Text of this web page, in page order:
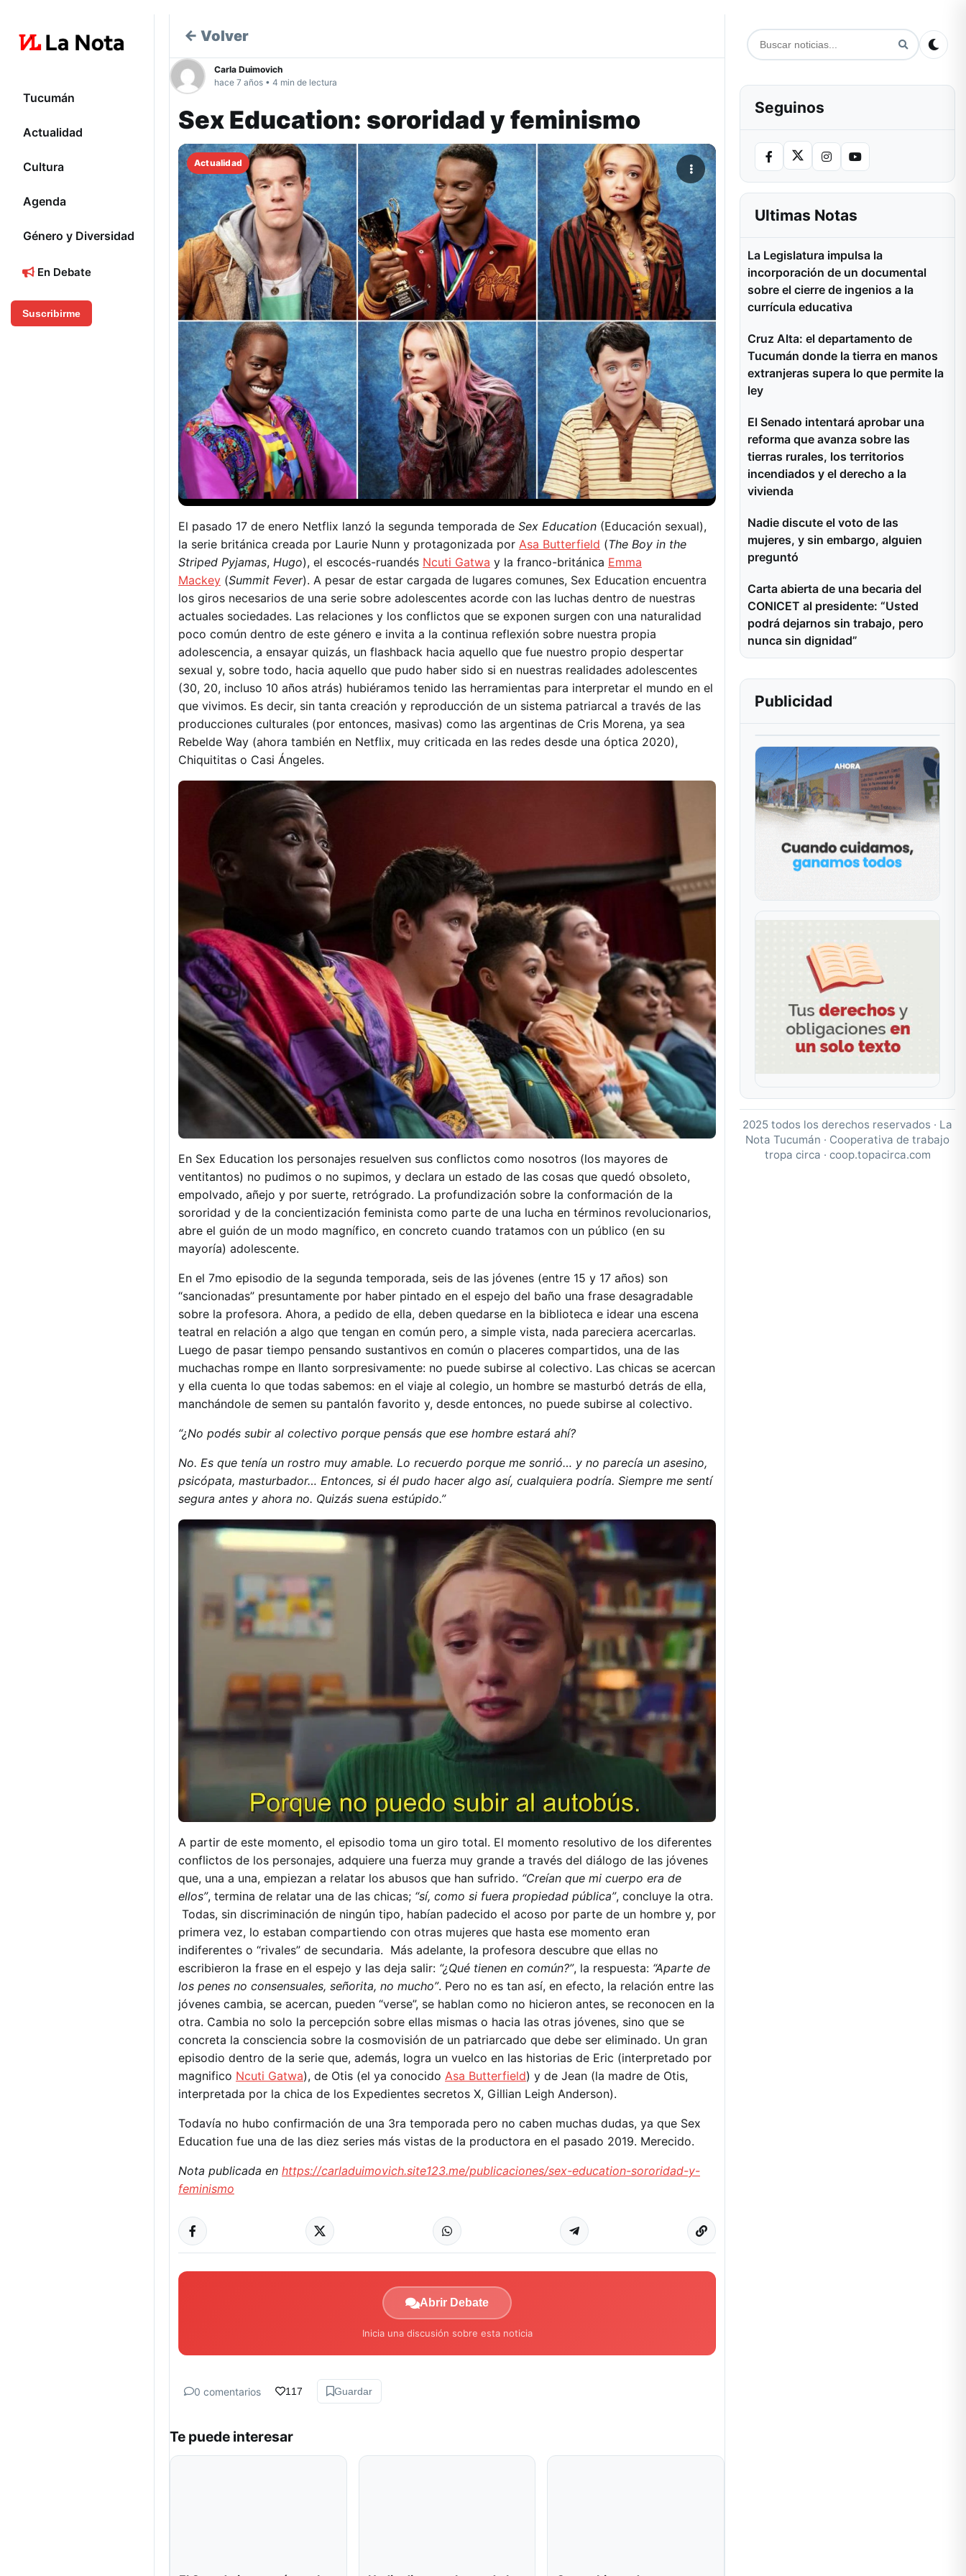
Tucumán
Actualidad
Cultura
Agenda
Género y Diversidad
En Debate
Suscribirme
← Volver
Carla Duimovich
hace 7 años • 4 min de lectura
Sex Education: sororidad y feminismo
Actualidad
El pasado 17 de enero Netflix lanzó la segunda temporada de Sex Education (Educación sexual),
la serie británica creada por Laurie Nunn y protagonizada por Asa Butterfield (The Boy in the
Striped Pyjamas, Hugo), el escocés-ruandés Ncuti Gatwa y la franco-británica Emma
Mackey (Summit Fever). A pesar de estar cargada de lugares comunes, Sex Education encuentra
los giros necesarios de una serie sobre adolescentes acorde con las luchas dentro de nuestras
actuales sociedades. Las relaciones y los conflictos que se exponen surgen con una naturalidad
poco común dentro de este género e invita a la continua reflexión sobre nuestra propia
adolescencia, a ensayar quizás, un flashback hacia aquello que fue nuestro propio despertar
sexual y, sobre todo, hacia aquello que pudo haber sido si en nuestras realidades adolescentes
(30, 20, incluso 10 años atrás) hubiéramos tenido las herramientas para interpretar el mundo en el
que vivimos. Es decir, sin tanta creación y reproducción de un sistema patriarcal a través de las
producciones culturales (por entonces, masivas) como las argentinas de Cris Morena, ya sea
Rebelde Way (ahora también en Netflix, muy criticada en las redes desde una óptica 2020),
Chiquititas o Casi Ángeles.
En Sex Education los personajes resuelven sus conflictos como nosotros (los mayores de
ventitantos) no pudimos o no supimos, y declara un estado de las cosas que quedó obsoleto,
empolvado, añejo y por suerte, retrógrado. La profundización sobre la conformación de la
sororidad y de la concientización feminista como parte de una lucha en términos revolucionarios,
abre el guión de un modo magnífico, en concreto cuando tratamos con un público (en su
mayoría) adolescente.
En el 7mo episodio de la segunda temporada, seis de las jóvenes (entre 15 y 17 años) son
“sancionadas” presuntamente por haber pintado en el espejo del baño una frase desagradable
sobre la profesora. Ahora, a pedido de ella, deben quedarse en la biblioteca e idear una escena
teatral en relación a algo que tengan en común pero, a simple vista, nada pareciera acercarlas.
Luego de pasar tiempo pensando sustantivos en común o placeres compartidos, una de las
muchachas rompe en llanto sorpresivamente: no puede subirse al colectivo. Las chicas se acercan
y ella cuenta lo que todas sabemos: en el viaje al colegio, un hombre se masturbó detrás de ella,
manchándole de semen su pantalón favorito y, desde entonces, no puede subirse al colectivo.
“¿No podés subir al colectivo porque pensás que ese hombre estará ahí?
No. Es que tenía un rostro muy amable. Lo recuerdo porque me sonrió… y no parecía un asesino,
psicópata, masturbador… Entonces, si él pudo hacer algo así, cualquiera podría. Siempre me sentí
segura antes y ahora no. Quizás suena estúpido.”
A partir de este momento, el episodio toma un giro total. El momento resolutivo de los diferentes
conflictos de los personajes, adquiere una fuerza muy grande a través del diálogo de las jóvenes
que, una a una, empiezan a relatar los abusos que han sufrido. “Creían que mi cuerpo era de
ellos”, termina de relatar una de las chicas; “sí, como si fuera propiedad pública”, concluye la otra.
Todas, sin discriminación de ningún tipo, habían padecido el acoso por parte de un hombre y, por
primera vez, lo estaban compartiendo con otras mujeres que hasta ese momento eran
indiferentes o “rivales” de secundaria. Más adelante, la profesora descubre que ellas no
escribieron la frase en el espejo y las deja salir: “¿Qué tienen en común?”, la respuesta: “Aparte de
los penes no consensuales, señorita, no mucho”. Pero no es tan así, en efecto, la relación entre las
jóvenes cambia, se acercan, pueden “verse”, se hablan como no hicieron antes, se reconocen en la
otra. Cambia no solo la percepción sobre ellas mismas o hacia las otras jóvenes, sino que se
concreta la consciencia sobre la cosmovisión de un patriarcado que debe ser eliminado. Un gran
episodio dentro de la serie que, además, logra un vuelco en las historias de Eric (interpretado por
magnifico Ncuti Gatwa), de Otis (el ya conocido Asa Butterfield) y de Jean (la madre de Otis,
interpretada por la chica de los Expedientes secretos X, Gillian Leigh Anderson).
Todavía no hubo confirmación de una 3ra temporada pero no caben muchas dudas, ya que Sex
Education fue una de las diez series más vistas de la productora en el pasado 2019. Merecido.
Nota publicada en https://carladuimovich.site123.me/publicaciones/sex-education-sororidad-y-
feminismo
Abrir Debate
Inicia una discusión sobre esta noticia
0 comentarios 117 Guardar
Te puede interesar
Seguinos
Ultimas Notas
La Legislatura impulsa la
incorporación de un documental
sobre el cierre de ingenios a la
currícula educativa
Cruz Alta: el departamento de
Tucumán donde la tierra en manos
extranjeras supera lo que permite la
ley
El Senado intentará aprobar una
reforma que avanza sobre las
tierras rurales, los territorios
incendiados y el derecho a la
vivienda
Nadie discute el voto de las
mujeres, y sin embargo, alguien
preguntó
Carta abierta de una becaria del
CONICET al presidente: “Usted
podrá dejarnos sin trabajo, pero
nunca sin dignidad”
Publicidad
2025 todos los derechos reservados · La
Nota Tucumán · Cooperativa de trabajo
tropa circa · coop.topacirca.com